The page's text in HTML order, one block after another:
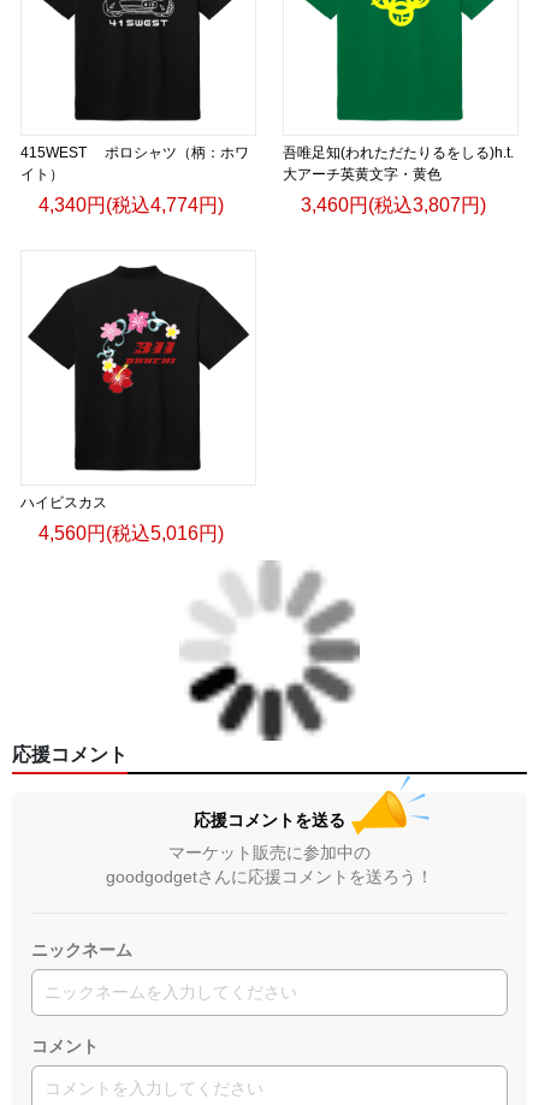
415WEST ポロシャツ（柄：ホワ
イト）
4,340円(税込4,774円)
吾唯足知(われただたりるをしる)h.t.
大アーチ英黄文字・黄色
3,460円(税込3,807円)
ハイビスカス
4,560円(税込5,016円)
応援コメント
応援コメントを送る
マーケット販売に参加中の
goodgodgetさんに応援コメントを送ろう！
ニックネーム
コメント